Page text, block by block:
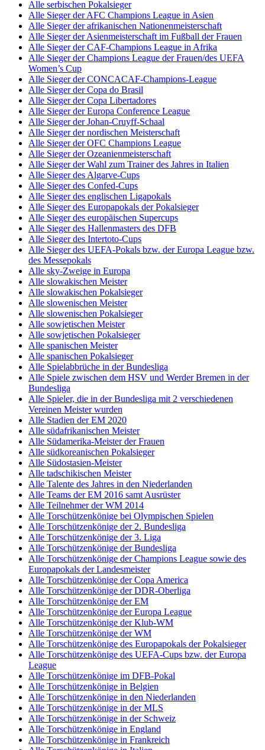
Alle serbischen Pokalsieger
Alle Sieger der AFC Champions League in Asien
Alle Sieger der afrikanischen Nationenmeisterschaft
Alle Sieger der Asienmeisterschaft im Fußball der Frauen
Alle Sieger der CAF-Champions League in Afrika
Alle Sieger der Champions League der Frauen/des UEFA
Women’s Cup
Alle Sieger der CONCACAF-Champions-League
Alle Sieger der Copa do Brasil
Alle Sieger der Copa Libertadores
Alle Sieger der Europa Conference League
Alle Sieger der Johan-Cruyff-Schaal
Alle Sieger der nordischen Meisterschaft
Alle Sieger der OFC Champions League
Alle Sieger der Ozeanienmeisterschaft
Alle Sieger der Wahl zum Trainer des Jahres in Italien
Alle Sieger des Algarve-Cups
Alle Sieger des Confed-Cups
Alle Sieger des englischen Ligapokals
Alle Sieger des Europapokals der Pokalsieger
Alle Sieger des europäischen Supercups
Alle Sieger des Hallenmasters des DFB
Alle Sieger des Intertoto-Cups
Alle Sieger des UEFA-Pokals bzw. der Europa League bzw.
des Messepokals
Alle sky-Zweige in Europa
Alle slowakischen Meister
Alle slowakischen Pokalsieger
Alle slowenischen Meister
Alle slowenischen Pokalsieger
Alle sowjetischen Meister
Alle sowjetischen Pokalsieger
Alle spanischen Meister
Alle spanischen Pokalsieger
Alle Spielabbrüche in der Bundesliga
Alle Spiele zwischen dem HSV und Werder Bremen in der
Bundesliga
Alle Spieler, die in der Bundesliga mit 2 verschiedenen
Vereinen Meister wurden
Alle Stadien der EM 2020
Alle südafrikanischen Meister
Alle Südamerika-Meister der Frauen
Alle südkoreanischen Pokalsieger
Alle Südostasien-Meister
Alle tadschikischen Meister
Alle Talente des Jahres in den Niederlanden
Alle Teams der EM 2016 samt Ausrüster
Alle Teilnehmer der WM 2014
Alle Torschützenkönige bei Olympischen Spielen
Alle Torschützenkönige der 2. Bundesliga
Alle Torschützenkönige der 3. Liga
Alle Torschützenkönige der Bundesliga
Alle Torschützenkönige der Champions League sowie des
Europapokals der Landesmeister
Alle Torschützenkönige der Copa America
Alle Torschützenkönige der DDR-Oberliga
Alle Torschützenkönige der EM
Alle Torschützenkönige der Europa League
Alle Torschützenkönige der Klub-WM
Alle Torschützenkönige der WM
Alle Torschützenkönige des Europapokals der Pokalsieger
Alle Torschützenkönige des UEFA-Cups bzw. der Europa
League
Alle Torschützenkönige im DFB-Pokal
Alle Torschützenkönige in Belgien
Alle Torschützenkönige in den Niederlanden
Alle Torschützenkönige in der MLS
Alle Torschützenkönige in der Schweiz
Alle Torschützenkönige in England
Alle Torschützenkönige in Frankreich